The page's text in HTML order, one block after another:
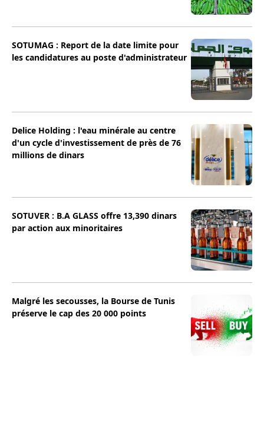
SOTUMAG : Report de la date limite pour
les candidatures au poste d'administrateur
Delice Holding : l'eau minérale au centre
d'un cycle d'investissement de près de 76
millions de dinars
SOTUVER : B.A GLASS offre 13,390 dinars
par action aux minoritaires
Malgré les secousses, la Bourse de Tunis
préserve le cap des 20 000 points